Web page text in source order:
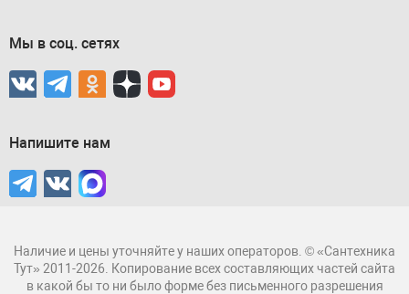
Мы в соц. сетях
Напишите нам
Наличие и цены уточняйте у наших операторов. © «Сантехника
Тут» 2011-2026. Копирование всех составляющих частей сайта
в какой бы то ни было форме без письменного разрешения